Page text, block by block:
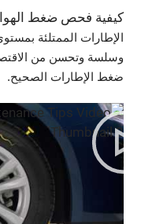
كيفية فحص ضغط
الإطارات الممتلئة
وسلسة وتحسن من
ضغط الإطارات الصحيح.